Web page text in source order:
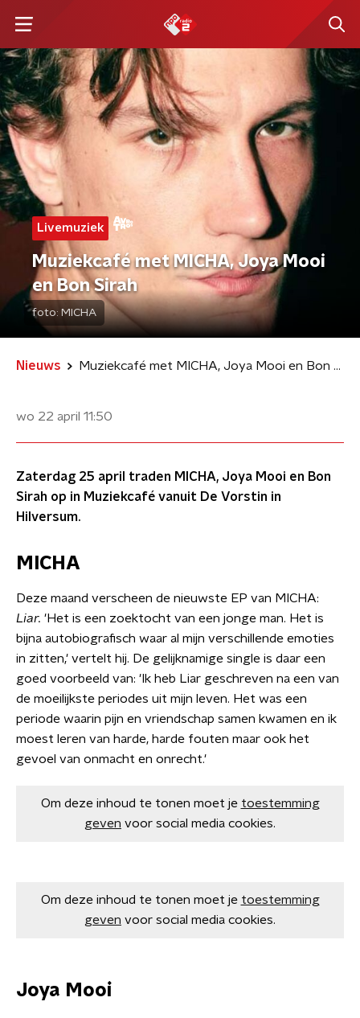
Livemuziek
Muziekcafé met MICHA, Joya Mooi
en Bon Sirah
foto: MICHA
Nieuws Muziekcafé met MICHA, Joya Mooi en Bon Sirah
wo 22 april 11:50
Zaterdag 25 april traden MICHA, Joya Mooi en Bon
Sirah op in Muziekcafé vanuit De Vorstin in
Hilversum.
MICHA
Deze maand verscheen de nieuwste EP van MICHA:
Liar. 'Het is een zoektocht van een jonge man. Het is
bijna autobiografisch waar al mijn verschillende emoties
in zitten,' vertelt hij. De gelijknamige single is daar een
goed voorbeeld van: 'Ik heb Liar geschreven na een van
de moeilijkste periodes uit mijn leven. Het was een
periode waarin pijn en vriendschap samen kwamen en ik
moest leren van harde, harde fouten maar ook het
gevoel van onmacht en onrecht.'
Om deze inhoud te tonen moet je toestemming
geven voor social media cookies.
Om deze inhoud te tonen moet je toestemming
geven voor social media cookies.
Joya Mooi